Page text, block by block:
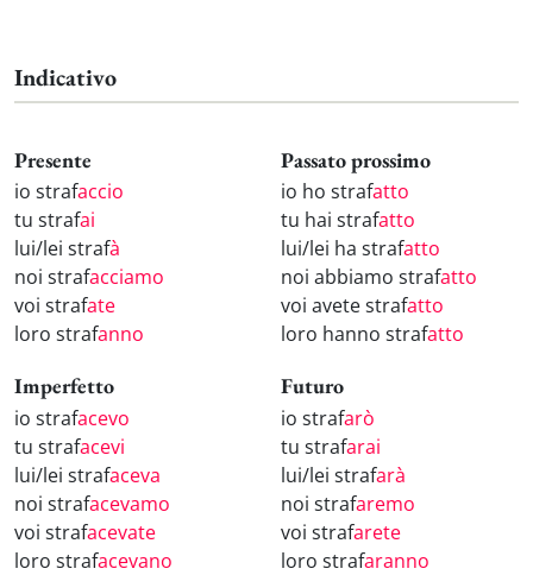
Indicativo
Presente
io strafaccio
tu strafai
lui/lei strafà
noi strafacciamo
voi strafate
loro strafanno
Passato prossimo
io ho strafatto
tu hai strafatto
lui/lei ha strafatto
noi abbiamo strafatto
voi avete strafatto
loro hanno strafatto
Imperfetto
io strafacevo
tu strafacevi
lui/lei strafaceva
noi strafacevamo
voi strafacevate
loro strafacevano
Futuro
io strafarò
tu strafarai
lui/lei strafarà
noi strafaremo
voi strafarete
loro strafaranno